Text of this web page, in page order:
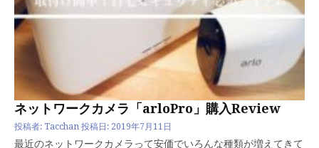
ネットワークカメラ「arloPro」購入Review
投稿者: Tacchan 投稿日: 2019年7月11日
最近のネットワークカメラって安価でいろんな種類が増えてきて